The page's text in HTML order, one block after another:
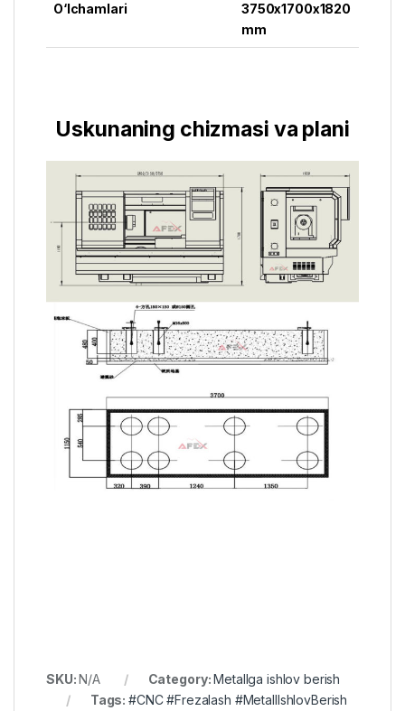
O‘lchamlari
3750x1700x1820
mm
Uskunaning chizmasi va plani
SKU:N/A Category:Metallga ishlov berish
Tags:#CNC #Frezalash #MetallIshlovBerish